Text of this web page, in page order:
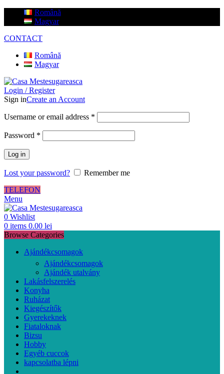
Română
Magyar
CONTACT
Română
Magyar
Login / Register
Sign inCreate an Account
Username or email address *
Password *
Log in
Lost your password?
Remember me
TELEFON
Menu
0 Wishlist
0 items 0.00 lei
Browse Categories
Ajándékcsomagok
Ajándékcsomagok
Ajándék utalvány
Lakásfelszerelés
Konyha
Ruházat
Kiegészítők
Gyerekeknek
Fiataloknak
Bizsu
Hobby
Egyéb cuccok
kapcsolatba lépni